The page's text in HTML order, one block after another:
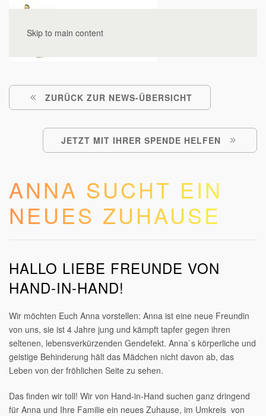
Skip to main content
ZURÜCK ZUR NEWS-ÜBERSICHT
JETZT MIT IHRER SPENDE HELFEN
ANNA SUCHT EIN
NEUES ZUHAUSE
HALLO LIEBE FREUNDE VON
HAND-IN-HAND!
Wir möchten Euch Anna vorstellen: Anna ist eine neue Freundin
von uns, sie ist 4 Jahre jung und kämpft tapfer gegen ihren
seltenen, lebensverkürzenden Gendefekt. Anna`s körperliche und
geistige Behinderung hält das Mädchen nicht davon ab, das
Leben von der fröhlichen Seite zu sehen.
Das finden wir toll! Wir von Hand-in-Hand suchen ganz dringend
für Anna und Ihre Familie ein neues Zuhause, im Umkreis von